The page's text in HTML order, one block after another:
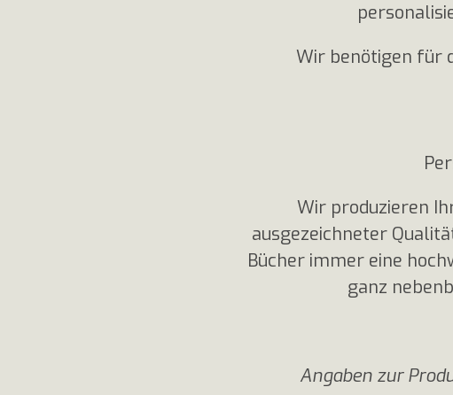
Wir benötigen für
Wir produzieren
ausgezeichneter
Bücher immer eine
ganz
Angaben zur